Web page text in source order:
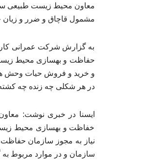
معاون محیط زیست طبیعی
مشمول قاچاق و ضرر و زیان
به گزارش شرکت عمرانی
در هر شکلی چه زنده چه
خفاظت و بهسازی محیط
سازمان و در موارد مربوط